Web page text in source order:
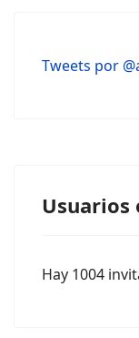
Tweets por
Usuarios
Hay 1004